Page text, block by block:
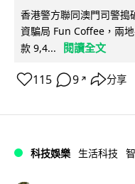
香港警方聯同澳門司警搗
資騙局 Fun Coffee，兩
款 9,4...
閱讀全文
115 9 ↗ 分享
科技娛樂 生活科技